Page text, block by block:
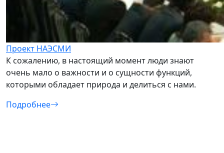
Проект НАЭСМИ
К сожалению, в настоящий момент люди знают
очень мало о важности и о сущности функций,
которыми обладает природа и делиться с нами.
Подробнее